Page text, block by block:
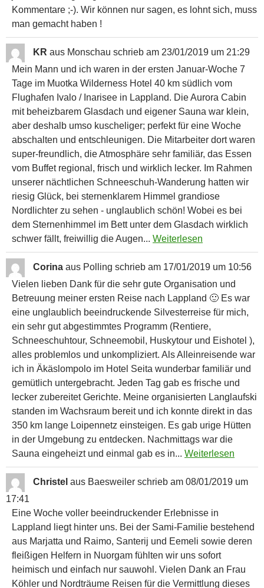
Kommentare ;-). Wir können nur sagen, es lohnt sich, muss
man gemacht haben !
KR aus Monschau schrieb am 23/01/2019 um 21:29
Mein Mann und ich waren in der ersten Januar-Woche 7
Tage im Muotka Wilderness Hotel 40 km südlich vom
Flughafen Ivalo / Inarisee in Lappland. Die Aurora Cabin
mit beheizbarem Glasdach und eigener Sauna war klein,
aber deshalb umso kuscheliger; perfekt für eine Woche
abschalten und entschleunigen. Die Mitarbeiter dort waren
super-freundlich, die Atmosphäre sehr familiär, das Essen
vom Buffet regional, frisch und wirklich lecker. Im Rahmen
unserer nächtlichen Schneeschuh-Wanderung hatten wir
riesig Glück, bei sternenklarem Himmel grandiose
Nordlichter zu sehen - unglaublich schön! Wobei es bei
dem Sternenhimmel im Bett unter dem Glasdach wirklich
schwer fällt, freiwillig die Augen... Weiterlesen
Corina aus Polling schrieb am 17/01/2019 um 10:56
Vielen lieben Dank für die sehr gute Organisation und
Betreuung meiner ersten Reise nach Lappland 🙂 Es war
eine unglaublich beeindruckende Silvesterreise für mich,
ein sehr gut abgestimmtes Programm (Rentiere,
Schneeschuhtour, Schneemobil, Huskytour und Eishotel ),
alles problemlos und unkompliziert. Als Alleinreisende war
ich in Äkäslompolo im Hotel Seita wunderbar familiär und
gemütlich untergebracht. Jeden Tag gab es frische und
lecker zubereitet Gerichte. Meine organisierten Langlaufski
standen im Wachsraum bereit und ich konnte direkt in das
350 km lange Loipennetz einsteigen. Es gab urige Hütten
in der Umgebung zu entdecken. Nachmittags war die
Sauna eingeheizt und einmal gab es in... Weiterlesen
Christel aus Baesweiler schrieb am 08/01/2019 um
17:41
Eine Woche voller beeindruckender Erlebnisse in
Lappland liegt hinter uns. Bei der Sami-Familie bestehend
aus Marjatta und Raimo, Santerij und Eemeli sowie deren
fleißigen Helfern in Nuorgam fühlten wir uns sofort
heimisch und einfach nur sauwohl. Vielen Dank an Frau
Köhler und Nordträume Reisen für die Vermittlung dieses